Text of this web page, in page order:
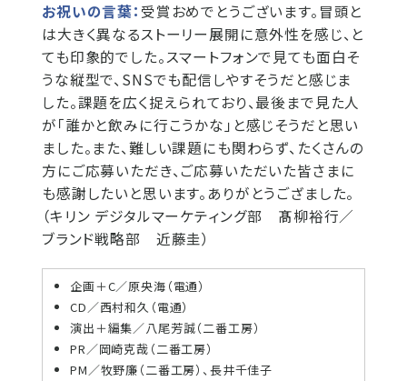
お祝いの言葉： 受賞おめでとうございます。冒頭と
は大きく異なるストーリー展開に意外性を感じ、と
ても印象的でした。スマートフォンで見ても面白そ
うな縦型で、SNSでも配信しやすそうだと感じま
した。課題を広く捉えられており、最後まで見た人
が「誰かと飲みに行こうかな」と感じそうだと思い
ました。また、難しい課題にも関わらず、たくさんの
方にご応募いただき、ご応募いただいた皆さまに
も感謝したいと思います。ありがとうござました。
（キリン デジタルマーケティング部 髙柳裕行／
ブランド戦略部 近藤圭）
企画＋C／原央海（電通）
CD／西村和久（電通）
演出＋編集／八尾芳誠（二番工房）
PR／岡崎克哉（二番工房）
PM／牧野廉（二番工房）、長井千佳子